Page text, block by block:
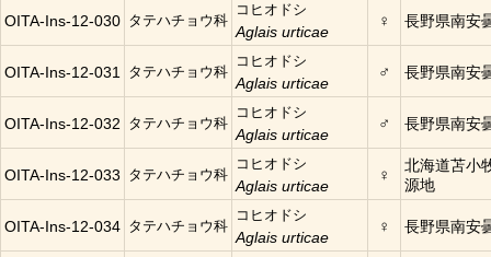
OITA-Ins-12-030 タテハチョウ科
コヒオドシ
Aglais urticae
♀ 長野県南安
OITA-Ins-12-031 タテハチョウ科
コヒオドシ
Aglais urticae
♂ 長野県南安
OITA-Ins-12-032 タテハチョウ科
コヒオドシ
Aglais urticae
♂ 長野県南安
OITA-Ins-12-033 タテハチョウ科
コヒオドシ
Aglais urticae
♀
北海道苫小
源地
OITA-Ins-12-034 タテハチョウ科
コヒオドシ
Aglais urticae
♀ 長野県南安